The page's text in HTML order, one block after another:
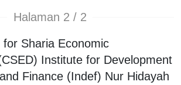
Halaman 2 / 2
for Sharia Economic
Institute for Development
Finance (Indef) Nur Hidayah